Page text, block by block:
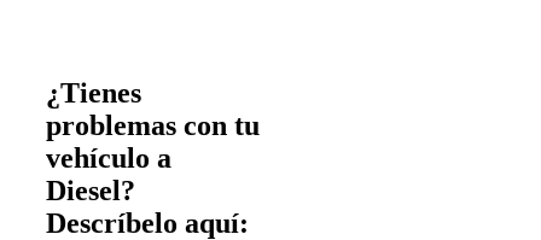
¿Tienes
problemas con tu
vehículo a
Diesel?
Descríbelo aquí: